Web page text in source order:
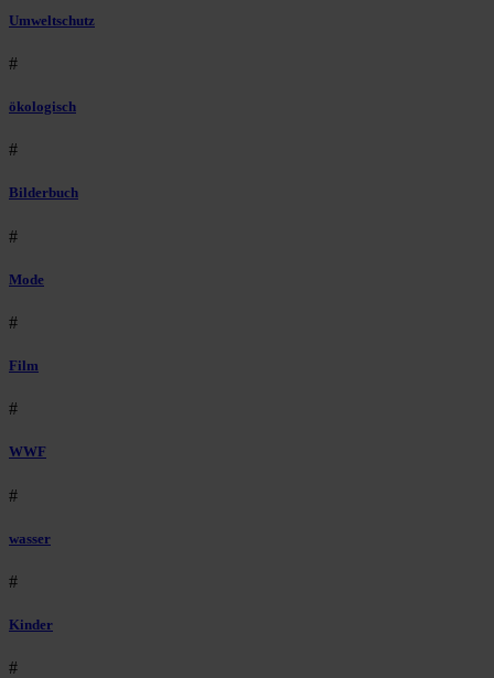
Umweltschutz
#
ökologisch
#
Bilderbuch
#
Mode
#
Film
#
WWF
#
wasser
#
Kinder
#